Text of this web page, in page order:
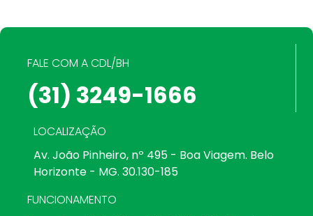
FALE COM A CDL/BH
(31) 3249-1666
LOCALIZAÇÃO
Av. João Pinheiro, nº 495 - Boa Viagem. Belo
Horizonte - MG. 30.130-185
FUNCIONAMENTO